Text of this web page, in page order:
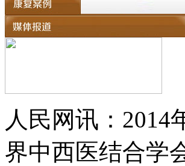
人民网讯：2014
界中西医结合学